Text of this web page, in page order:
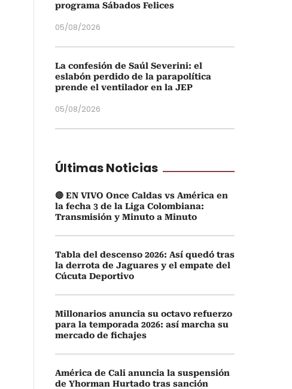
programa Sábados Felices
05/08/2026
La confesión de Saúl Severini: el
eslabón perdido de la parapolítica
prende el ventilador en la JEP
05/08/2026
Últimas Noticias
🔴 EN VIVO Once Caldas vs América en
la fecha 3 de la Liga Colombiana:
Transmisión y Minuto a Minuto
Tabla del descenso 2026: Así quedó tras
la derrota de Jaguares y el empate del
Cúcuta Deportivo
Millonarios anuncia su octavo refuerzo
para la temporada 2026: así marcha su
mercado de fichajes
América de Cali anuncia la suspensión
de Yhorman Hurtado tras sanción